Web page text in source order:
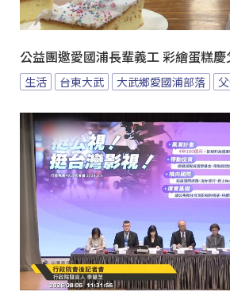
公益團邀愛國浦長輩義工 彩繪蛋糕慶
生活 台東大武 大武鄉愛國浦部落